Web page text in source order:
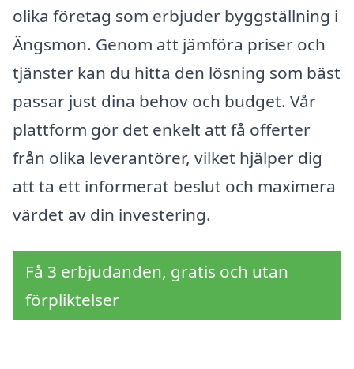
olika företag som erbjuder byggställning i
Ängsmon. Genom att jämföra priser och
tjänster kan du hitta den lösning som bäst
passar just dina behov och budget. Vår
plattform gör det enkelt att få offerter
från olika leverantörer, vilket hjälper dig
att ta ett informerat beslut och maximera
värdet av din investering.
Få 3 erbjudanden, gratis och utan
förpliktelser